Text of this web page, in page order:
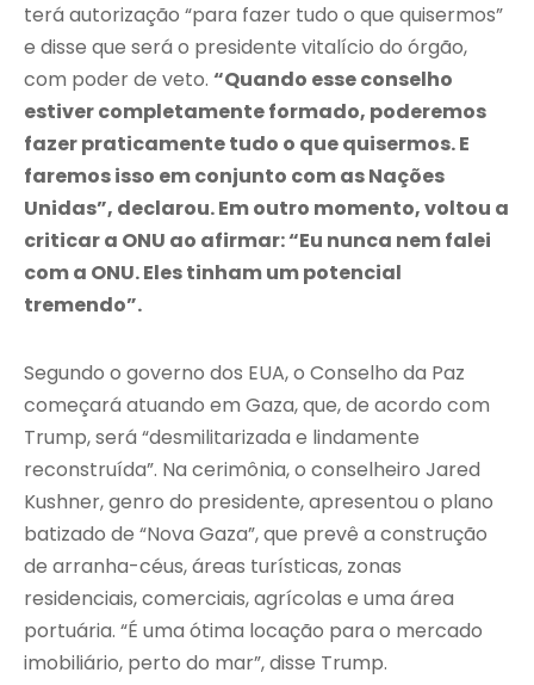
terá autorização “para fazer tudo o que quisermos”
e disse que será o presidente vitalício do órgão,
com poder de veto. “Quando esse conselho
estiver completamente formado, poderemos
fazer praticamente tudo o que quisermos. E
faremos isso em conjunto com as Nações
Unidas”, declarou. Em outro momento, voltou a
criticar a ONU ao afirmar: “Eu nunca nem falei
com a ONU. Eles tinham um potencial
tremendo”.
Segundo o governo dos EUA, o Conselho da Paz
começará atuando em Gaza, que, de acordo com
Trump, será “desmilitarizada e lindamente
reconstruída”. Na cerimônia, o conselheiro Jared
Kushner, genro do presidente, apresentou o plano
batizado de “Nova Gaza”, que prevê a construção
de arranha-céus, áreas turísticas, zonas
residenciais, comerciais, agrícolas e uma área
portuária. “É uma ótima locação para o mercado
imobiliário, perto do mar”, disse Trump.